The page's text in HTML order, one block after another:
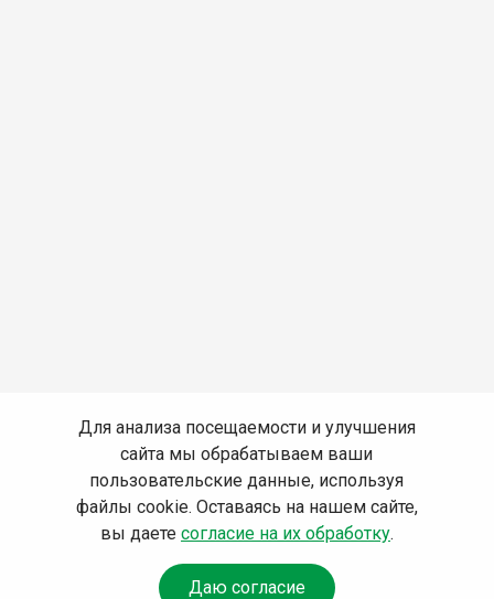
Для анализа посещаемости и улучшения
сайта мы обрабатываем ваши
пользовательские данные, используя
файлы cookie. Оставаясь на нашем сайте,
вы даете согласие на их обработку.
Даю согласие